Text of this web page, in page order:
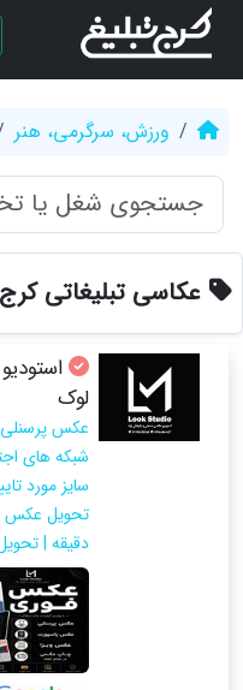
ورزش، سرگرمی، هنر
عکاسی تبلیغاتی کرج
لوک
شبکه های
سایز مورد
دقیقه |